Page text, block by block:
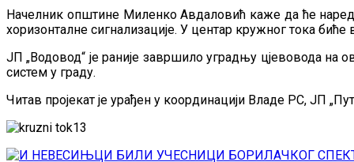
Начелник општине Миленко Авдаловић каже да ће
хоризонталне сигнализације. У центар кружног тока
ЈП „Водовод“ је раније завршило уградњу цјевовода на
систем у граду.
Читав пројекат је урађен у координацији Владе РС, ЈП